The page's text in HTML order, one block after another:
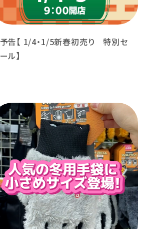
予告【 1/4・1/5新春初売り 特別セ
ール】